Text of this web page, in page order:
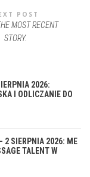
POST
MOST RECENT
STORY.
2026:
I ODLICZANIE DO
2 SIERPNIA 2026: ME
TALENT W